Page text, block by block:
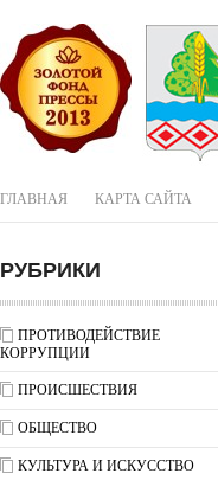
ГЛАВНАЯ КАРТА САЙТА
РУБРИКИ
ПРОТИВОДЕЙСТВИЕ
КОРРУПЦИИ
ПРОИСШЕСТВИЯ
ОБЩЕСТВО
КУЛЬТУРА И ИСКУССТВО